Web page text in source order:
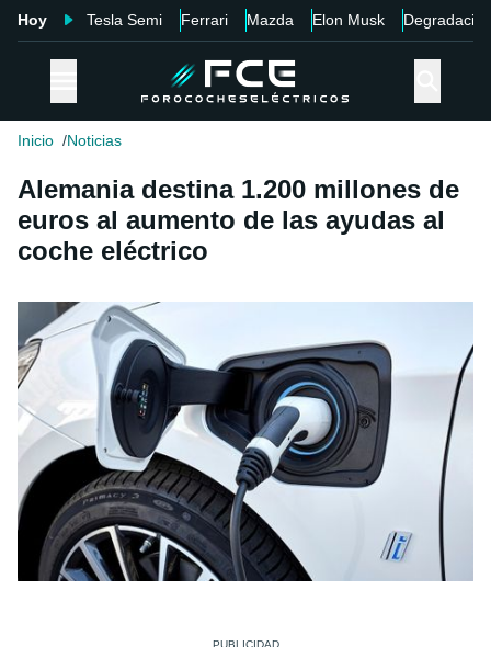
Hoy Tesla Semi Ferrari Mazda Elon Musk Degradación
Inicio Noticias
Alemania destina 1.200 millones de
euros al aumento de las ayudas al
coche eléctrico